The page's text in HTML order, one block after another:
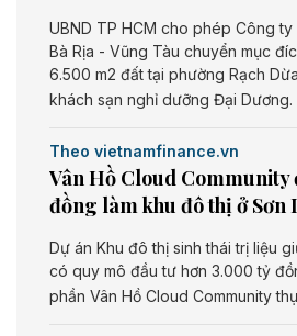
UBND TP HCM cho phép Công
Bà Rịa - Vũng Tàu chuyển mục
6.500 m2 đất tại phường Rạch
khách sạn nghỉ dưỡng Đại Dương.
Theo vietnamfinance.vn
Vân Hồ Cloud Community
đồng làm khu đô thị ở Sơn
Dự án Khu đô thị sinh thái trị liệu
có quy mô đầu tư hơn 3.000 tỷ
phần Vân Hồ Cloud Community